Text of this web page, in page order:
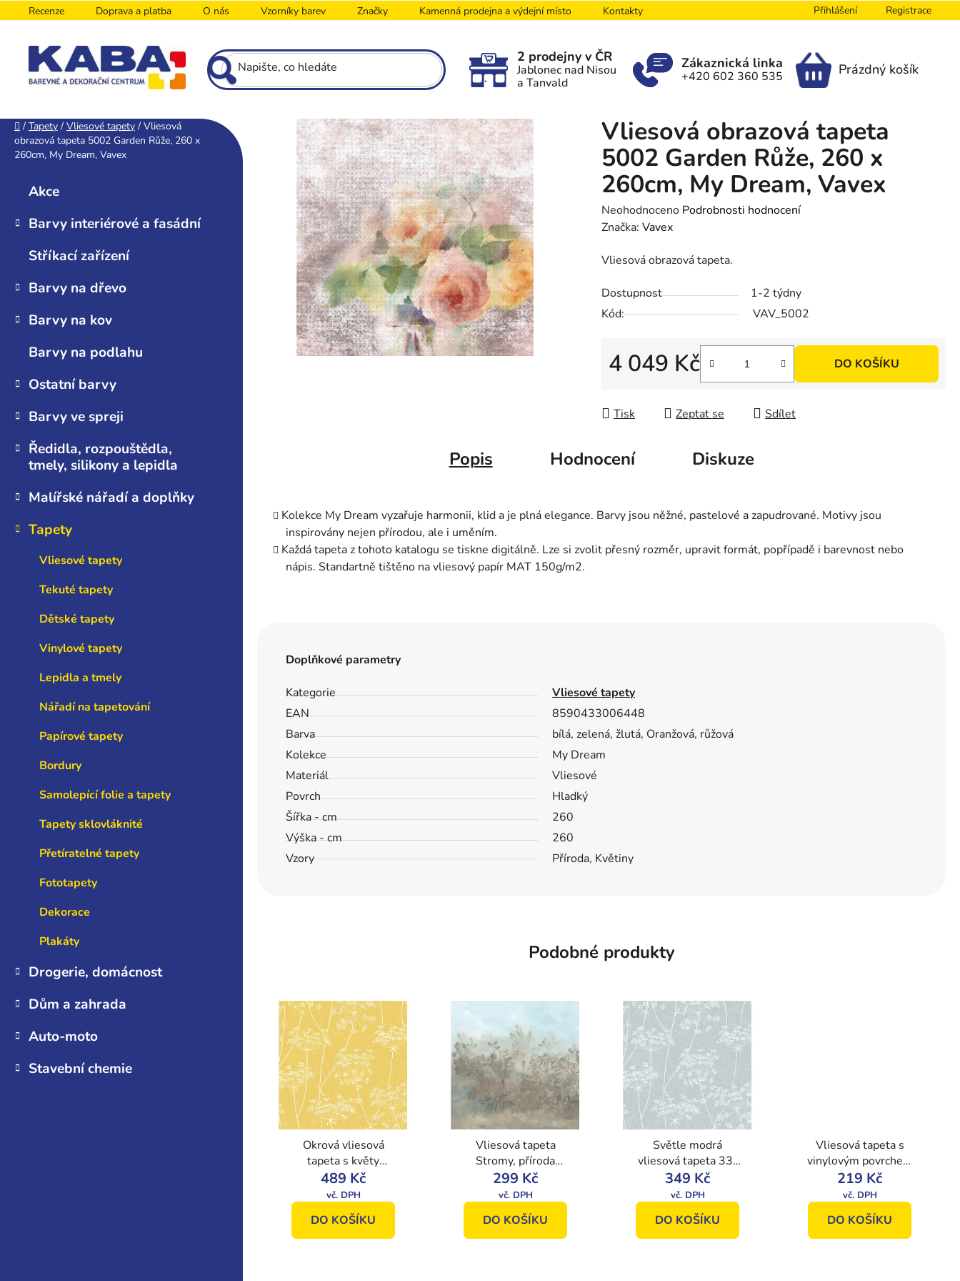
na
Recenze Doprava a platba O nás Vzorníky barev Značky Kamenná prodejna a výdejní místo Kontakty Přihlášení Registrace
NÁKUPNÍ
KOŠÍK
Prázdný košík
Zákaznická linka
+420 602 360 535
2 prodejny v ČR
Jablonec nad Nisou
a Tanvald
Domů
/ Tapety / Vliesové tapety / Vliesová
obrazová tapeta 5002 Garden Růže, 260 x
260cm, My Dream, Vavex
kategorieAkce
Barvy interiérové a fasádní
Stříkací zařízení
Barvy na dřevo
Barvy na kov
Barvy na podlahu
Ostatní barvy
Barvy ve spreji
Ředidla, rozpouštědla,
tmely, silikony a lepidla
Malířské nářadí a doplňky
Tapety
Vliesové tapety
Tekuté tapety
Dětské tapety
Vinylové tapety
Lepidla a tmely
Nářadí na tapetování
Papírové tapety
Bordury
Samolepící folie a tapety
Tapety sklovláknité
Přetíratelné tapety
Fototapety
Dekorace
Plakáty
Drogerie, domácnost
Dům a zahrada
Auto-moto
Stavební chemie
Vliesová obrazová tapeta
5002 Garden Růže, 260 x
260cm, My Dream, Vavex
Průměrné
hodnocení
je
z
5
Neohodnoceno Podrobnosti hodnocení
Značka: Vavex
Vliesová obrazová tapeta.
Dostupnost
1-2 týdny
Kód:
VAV_5002
4 049 Kč DO KOŠÍKU
Tisk Zeptat se Sdílet
Popis Hodnocení Diskuze
Kolekce My Dream vyzařuje harmonii, klid a je plná elegance. Barvy jsou něžné, pastelové a zapudrované. Motivy jsou
inspirovány nejen přírodou, ale i uměním.
Každá tapeta z tohoto katalogu se tiskne digitálně. Lze si zvolit přesný rozměr, upravit formát, popřípadě i barevnost nebo
nápis. Standartně tištěno na vliesový papír MAT 150g/m2.
Doplňkové parametry
Kategorie
Vliesové tapety
EAN
8590433006448
Barva
bílá, zelená, žlutá, Oranžová, růžová
Kolekce
My Dream
Materiál
Vliesové
Povrch
Hladký
Šířka - cm
260
Výška - cm
260
Vzory
Příroda, Květiny
Podobné produkty
Okrová vliesová
tapeta s květy
105747, Vavex 2024
489 Kč
DO KOŠÍKU
Vliesová tapeta
Stromy, příroda
L92401, Botanica,
Vavex
299 Kč
DO KOŠÍKU
Světle modrá
vliesová tapeta 33-
302, Vavex 2024
349 Kč
DO KOŠÍKU
Vliesová tapeta s
vinylovým povrchem
Imitace látky
GT3406, Vavex 2022
219 Kč
DO KOŠÍKU